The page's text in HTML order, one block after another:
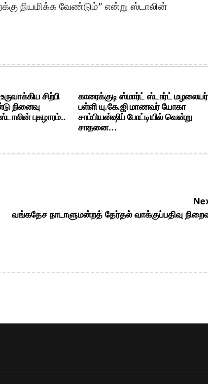
நியமிக்க வேண்டும்” என்று ஸ்டாலின்
சிற்பி
நினைவு
புகழாரம்..
காரைக்குடி ஸ்மார்ட் ஸ்டார்ட் மழலையர்
பள்ளி யு.கே.ஜி மாணவர் யோகா
சாம்பியன்ஷிப் போட்டியில் வென்று
சாதனை…
வங்கதேச நாடாளுமன்றத் தேர்தல் வாக்குப்பதிவு